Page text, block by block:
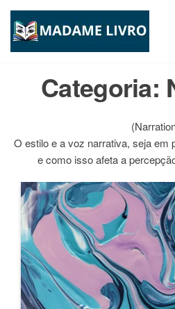
Pular
para
Categoria:
O estilo e a voz narrativa, seja em
e como isso afeta a